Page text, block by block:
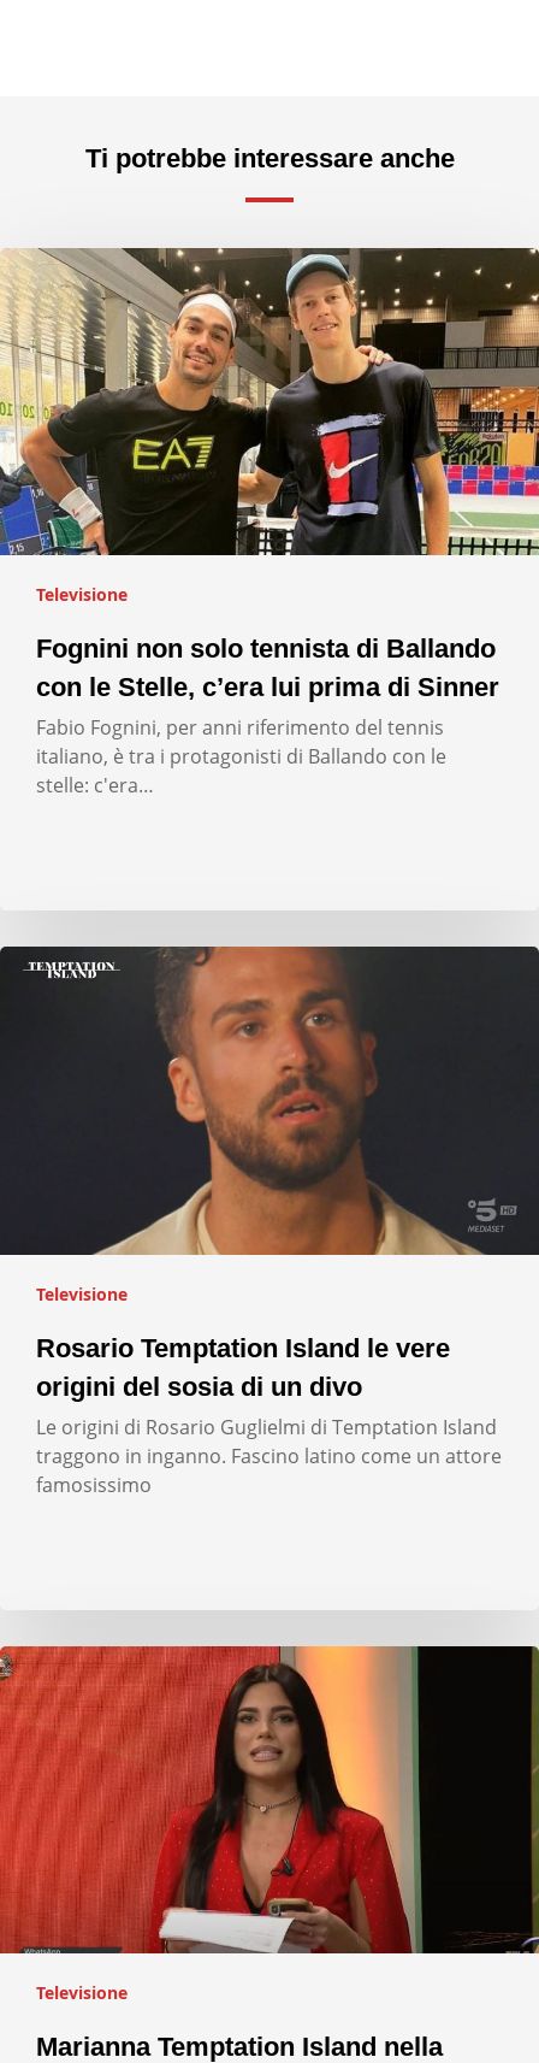
Ti potrebbe interessare anche
Televisione
Fognini non solo tennista di Ballando
con le Stelle, c’era lui prima di Sinner
Fabio Fognini, per anni riferimento del tennis
italiano, è tra i protagonisti di Ballando con le
stelle: c'era…
Televisione
Rosario Temptation Island le vere
origini del sosia di un divo
Le origini di Rosario Guglielmi di Temptation Island
traggono in inganno. Fascino latino come un attore
famosissimo
Televisione
Marianna Temptation Island nella